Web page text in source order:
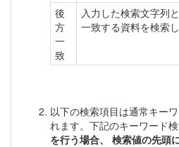
後
方
一
致
入力した検索文字列
一致する資料を検索
以下の検索項目は通常キー
れます。下記のキーワード
を行う場合、 検索値の先頭